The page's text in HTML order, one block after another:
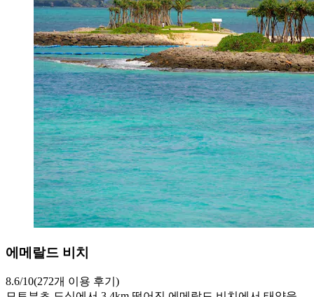
에메랄드 비치
8.6/10(272개 이용 후기)